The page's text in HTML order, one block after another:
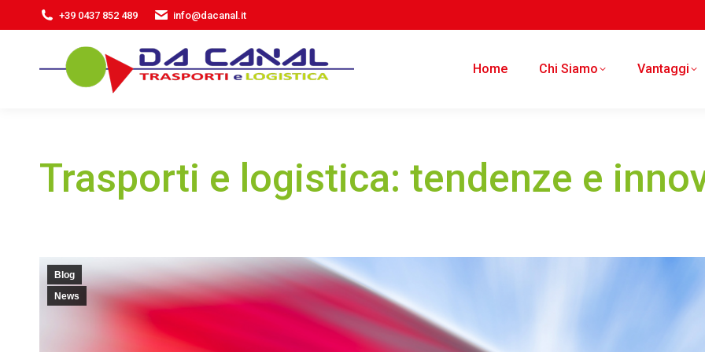
+39 0437 852 489 info@dacanal.it
Home Chi Siamo Vantaggi
Trasporti e logistica: tendenze e
Blog
News